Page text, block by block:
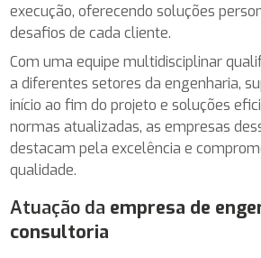
execução, oferecendo soluções
desafios de cada cliente.
Com uma equipe multidisciplinar
a diferentes setores da engenharia,
início ao fim do projeto e soluções
normas atualizadas, as empresas
destacam pela excelência e
qualidade.
Atuação da empresa de
consultoria